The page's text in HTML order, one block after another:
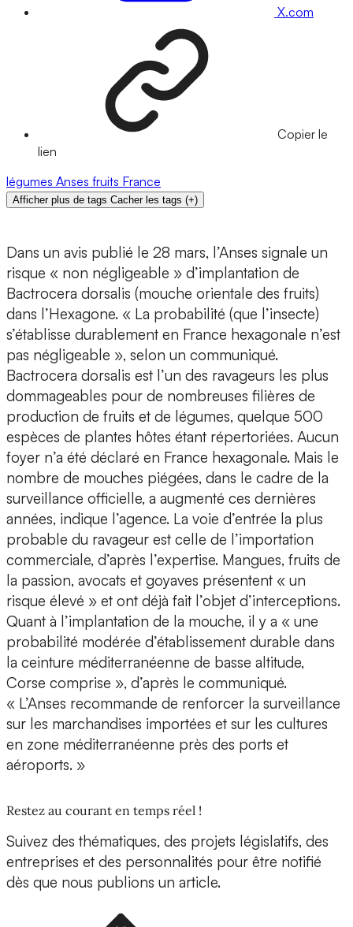
X.com
Copier le
lien
légumes Anses fruits France
Afficher plus de tags Cacher les tags (+)
Dans un avis publié le 28 mars, l’Anses signale un
risque « non négligeable » d’implantation de
Bactrocera dorsalis (mouche orientale des fruits)
dans l’Hexagone. « La probabilité (que l’insecte)
s’établisse durablement en France hexagonale n’est
pas négligeable », selon un communiqué.
Bactrocera dorsalis est l’un des ravageurs les plus
dommageables pour de nombreuses filières de
production de fruits et de légumes, quelque 500
espèces de plantes hôtes étant répertoriées. Aucun
foyer n’a été déclaré en France hexagonale. Mais le
nombre de mouches piégées, dans le cadre de la
surveillance officielle, a augmenté ces dernières
années, indique l’agence. La voie d’entrée la plus
probable du ravageur est celle de l’importation
commerciale, d’après l’expertise. Mangues, fruits de
la passion, avocats et goyaves présentent « un
risque élevé » et ont déjà fait l’objet d’interceptions.
Quant à l’implantation de la mouche, il y a « une
probabilité modérée d’établissement durable dans
la ceinture méditerranéenne de basse altitude,
Corse comprise », d’après le communiqué.
« L’Anses recommande de renforcer la surveillance
sur les marchandises importées et sur les cultures
en zone méditerranéenne près des ports et
aéroports. »
Restez au courant en temps réel !
Suivez des thématiques, des projets législatifs, des
entreprises et des personnalités pour être notifié
dès que nous publions un article.